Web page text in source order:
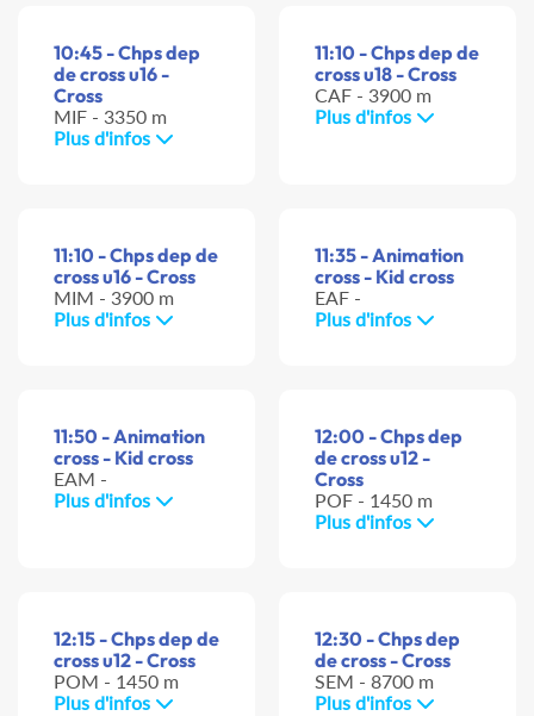
10:45 - Chps dep
de cross u16 -
Cross
MIF - 3350 m
Plus d'infos
11:10 - Chps dep de
cross u18 - Cross
CAF - 3900 m
Plus d'infos
11:10 - Chps dep de
cross u16 - Cross
MIM - 3900 m
Plus d'infos
11:35 - Animation
cross - Kid cross
EAF -
Plus d'infos
11:50 - Animation
cross - Kid cross
EAM -
Plus d'infos
12:00 - Chps dep
de cross u12 -
Cross
POF - 1450 m
Plus d'infos
12:15 - Chps dep de
cross u12 - Cross
POM - 1450 m
Plus d'infos
12:30 - Chps dep
de cross - Cross
SEM - 8700 m
Plus d'infos